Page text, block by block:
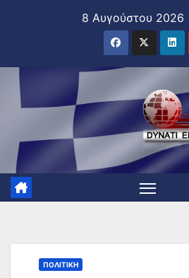
8 Αυγούστου 2026
ΠΟΛΙΤΙΚΉ